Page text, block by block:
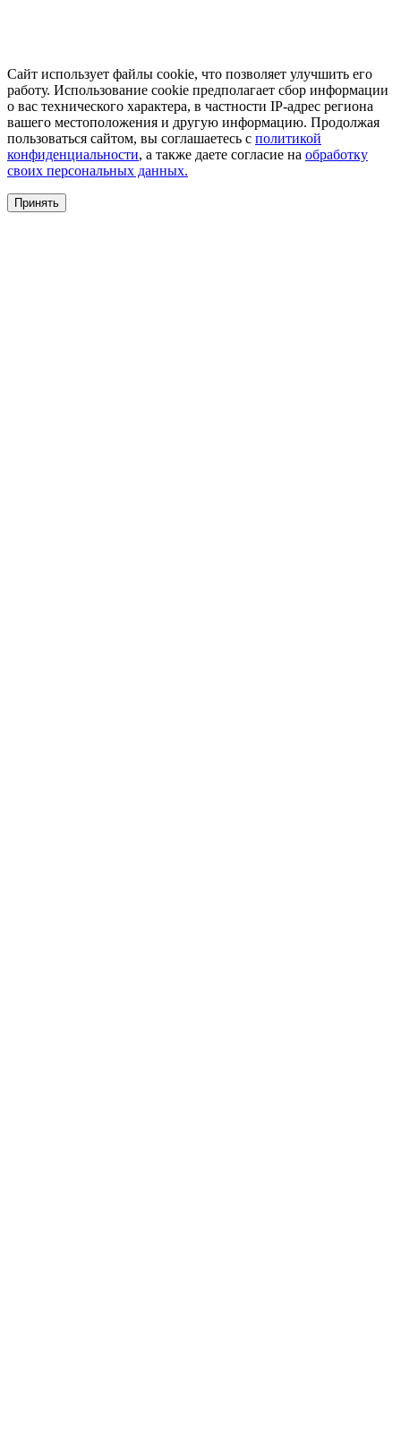
Сайт использует файлы cookie, что позволяет улучшить его
работу. Использование cookie предполагает сбор информации
о вас технического характера, в частности IP-адрес региона
вашего местоположения и другую информацию. Продолжая
пользоваться сайтом, вы соглашаетесь с политикой
конфиденциальности, а также даете согласие на обработку
своих персональных данных.
Принять